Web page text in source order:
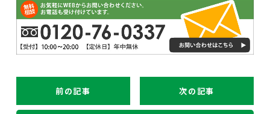
前の記事 次の記事